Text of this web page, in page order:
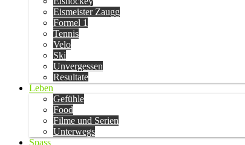
Eismeister Zaugg
Formel 1
Tennis
Velo
Ski
Unvergessen
Resultate
Leben
Gefühle
Food
Filme und Serien
Unterwegs
Spass